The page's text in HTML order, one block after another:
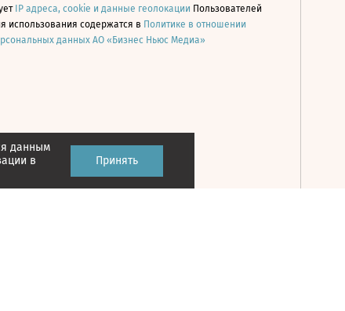
данным
в
Принять
IP адреса, cookie и данные геолокации Пользователей
использования содержатся в Политике в отношении
данных АО «Бизнес Ньюс Медиа»